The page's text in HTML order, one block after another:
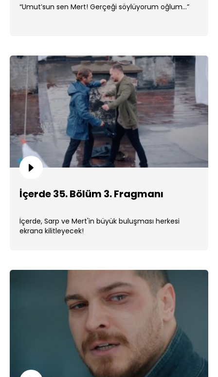
“Umut’sun sen Mert! Gerçeği söylüyorum oğlum...”
İçerde 35. Bölüm 3. Fragmanı
İçerde, Sarp ve Mert'in büyük buluşması herkesi
ekrana kilitleyecek!